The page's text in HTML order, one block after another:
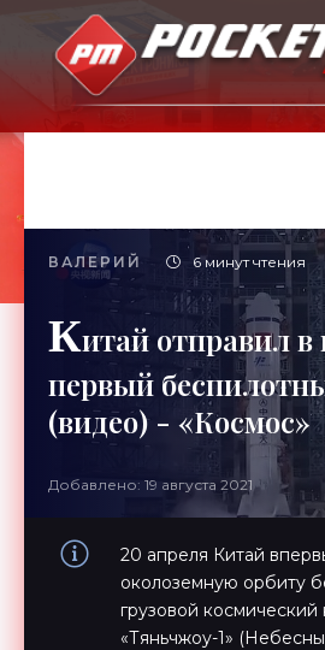
ВАЛЕРИЙ 6 минут чтения
Китай отправил в
первый
(видео) - «Космос»
Добавлено: 19 августа 2021
20 апреля Китай
околоземную орбиту
грузовой
«Тяньчжоу-1»